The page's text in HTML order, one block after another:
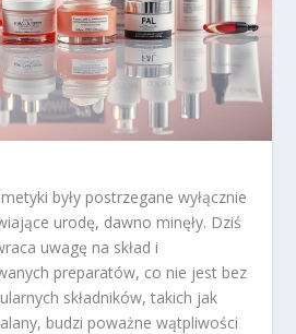
były postrzegane wyłącznie
urodę, dawno minęły. Dziś
uwagę na skład i
preparatów, co nie jest bez
składników, takich jak
budzi poważne wątpliwości